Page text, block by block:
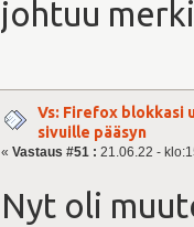
johtuu
Vs: Firefox blokkasi
sivuille pääsyn
« Vastaus #51 : 21.06.22 -
Nyt oli